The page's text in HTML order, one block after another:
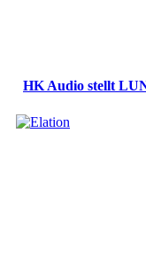
HK Audio stellt